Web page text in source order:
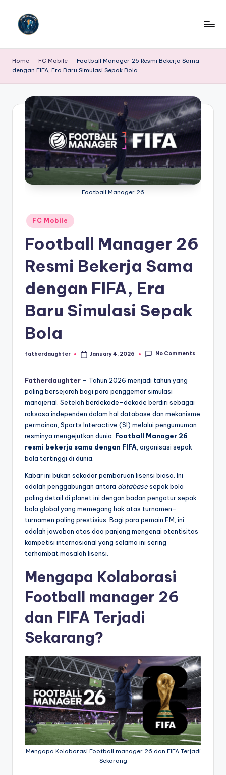
o
r
B
ri
E-
adalah
platform
berita
informasi
terdepan
yang
secara
update,
analisis,
dan
liputan
mendalam
dunia
sport
gaming
Home - FC Mobile - Football Manager 26 Resmi Bekerja Sama
dengan FIFA, Era Baru Simulasi Sepak Bola
Football Manager 26
Posted
in
FC Mobile
Football Manager 26
Resmi Bekerja Sama
dengan FIFA, Era
Baru Simulasi Sepak
Bola
Posted
fatherdaughter January 4, 2026 No Comments
Fatherdaughter – Tahun 2026 menjadi tahun yang
paling bersejarah bagi para penggemar simulasi
manajerial. Setelah berdekade-dekade berdiri sebagai
raksasa independen dalam hal database dan mekanisme
permainan, Sports Interactive (SI) melalui pengumuman
resminya mengejutkan dunia. Football Manager 26
resmi bekerja sama dengan FIFA , organisasi sepak
bola tertinggi di dunia.
Kabar ini bukan sekadar pembaruan lisensi biasa. Ini
adalah penggabungan antara databasesepak bola
paling detail di planet ini dengan badan pengatur sepak
bola global yang memegang hak atas turnamen-
turnamen paling prestisius. Bagi para pemain FM, ini
adalah jawaban atas doa panjang mengenai otentisitas
kompetisi internasional yang selama ini sering
terhambat masalah lisensi.
Mengapa Kolaborasi
Football manager 26
dan FIFA Terjadi
Sekarang?
Mengapa Kolaborasi Football manager 26 dan FIFA Terjadi
Sekarang